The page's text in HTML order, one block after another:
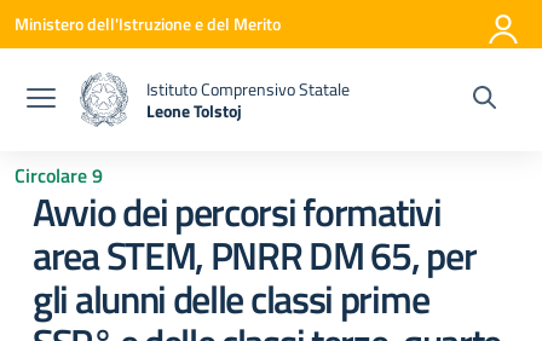
Vai ai contenuti
Vai al menu di navigazione
Vai al footer
Ministero dell'Istruzione e del Merito
Istituto Comprensivo Statale
Leone Tolstoj
Circolare 9
Avvio dei percorsi formativi
area STEM, PNRR DM 65, per
gli alunni delle classi prime